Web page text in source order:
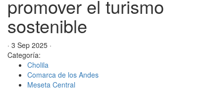
promover el turismo
sostenible
· 3 Sep 2025 ·
Categoría:
Cholila
Comarca de los Andes
Meseta Central